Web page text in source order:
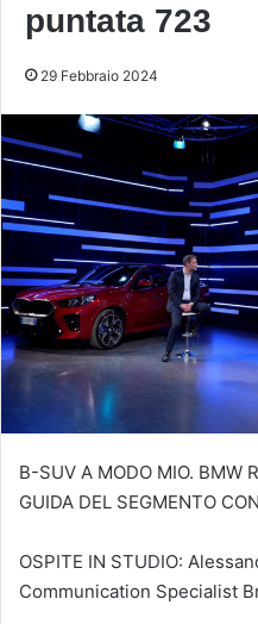
puntata 723
29 Febbraio 2024
B-SUV A MODO MIO. BMW
GUIDA DEL SEGMENTO
OSPITE IN STUDIO:
Communication Specialist